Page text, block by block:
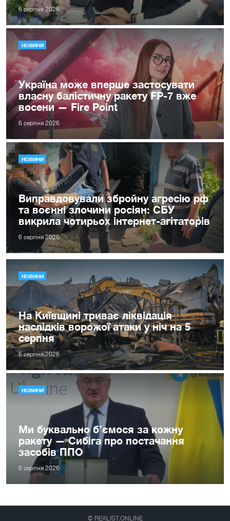
6 серпня 2026
НОВИНИ
Україна може вперше застосувати
власну балістичну ракету FP-7 вже
восени — Fire Point
6 серпня 2026
НОВИНИ
Виправдовували збройну агресію рф
та воєнні злочини росіян: СБУ
викрила чотирьох інтернет-агітаторів
6 серпня 2026
НОВИНИ
На Київщині триває ліквідація
наслідків ворожої атаки у ніч на 5
серпня
6 серпня 2026
НОВИНИ
Ми буквально б’ємося за кожну
ракету — Сибіга про постачання
засобів ППО
6 серпня 2026
© REALIST.ONLINE